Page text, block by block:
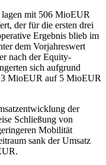
mit 506 MioEUR
der für die ersten drei
Ergebnis blieb im
dem Vorjahreswert
nach der Equity-
sich aufgrund
MioEUR auf 5 MioEUR
der
Schließung von
Mobilität
sank der Umsatz